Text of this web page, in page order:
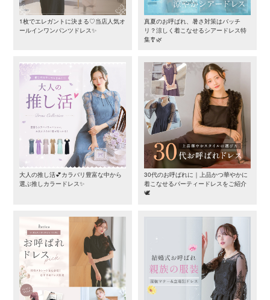
1枚でエレガントに決まる♡当店人気オ
ールインワンパンツドレス✨
真夏のお呼ばれ、暑さ対策はバッチ
リ？涼しく着こなせるシアードレス特
集🎐🌿
大人の推し活💕カラバリ豊富な中から
選ぶ推しカラードレス✨
30代のお呼ばれに｜上品かつ華やかに
着こなせるパーティードレスをご紹介
🕊️